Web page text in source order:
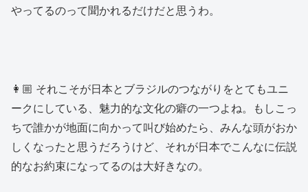
やってるのって聞かれるだけだと思うわ。
👩🏼 それこそが日本とブラジルのつながりをとてもユニ
ークにしている、魅力的な文化の癖の一つよね。もしこっ
ちで誰かが地面に向かって叫び始めたら、みんな頭がおか
しくなったと思うだろうけど、それが日本でこんなに伝説
的なお約束になってるのは大好きなの。